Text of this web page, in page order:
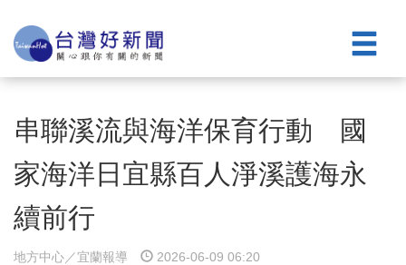
串聯溪流與海洋保育行動 國
家海洋日宜縣百人淨溪護海永
續前行
地方中心／宜蘭報導 2026-06-09 06:20